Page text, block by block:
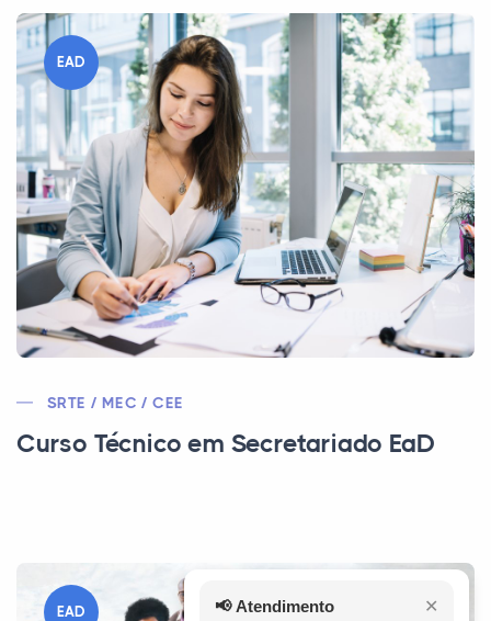
EAD
SRTE / MEC / CEE
Curso Técnico em Secretariado EaD
EAD 📢 Atendimento ✕